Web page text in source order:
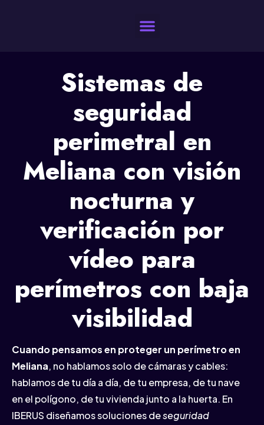
Sistemas de
seguridad
perimetral en
Meliana con visión
nocturna y
verificación por
vídeo para
perímetros con baja
visibilidad
Cuando pensamos en proteger un perímetro en
Meliana, no hablamos solo de cámaras y cables:
hablamos de tu día a día, de tu empresa, de tu nave
en el polígono, de tu vivienda junto a la huerta. En
IBERUS diseñamos soluciones deseguridad